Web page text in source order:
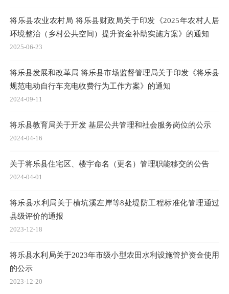
将乐县农业农村局 将乐县财政局关于印发《2025年农村人居
环境整治（乡村公共空间）提升资金补助实施方案》的通知
2025-06-23
将乐县发展和改革局 将乐县市场监督管理局关于印发《将乐县
规范电动自行车充电收费行为工作方案》的通知
2024-09-11
将乐县教育局关于开发 基层公共管理和社会服务岗位的公示
2024-04-16
关于将乐县住宅区、楼宇命名（更名）管理职能移交的公告
2024-04-01
将乐县水利局关于横坑溪左岸等8处堤防工程标准化管理通过
县级评价的通报
2023-12-18
将乐县水利局关于2023年市级小型农田水利设施管护资金使用
的公示
2023-12-20